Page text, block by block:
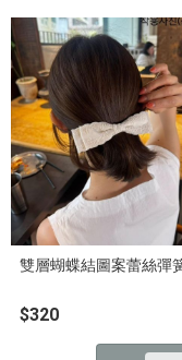
雙層蝴蝶結圖案蕾絲彈
$320